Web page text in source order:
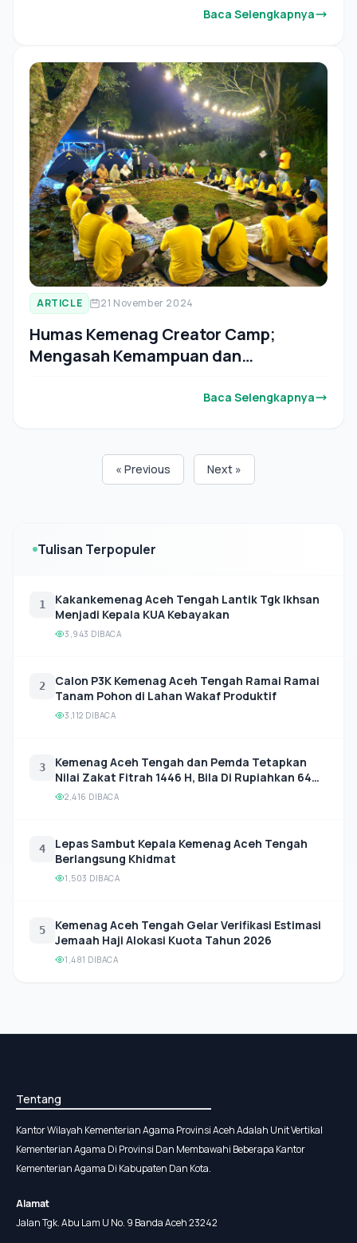
Baca Selengkapnya
ARTICLE 21 November 2024
Humas Kemenag Creator Camp;
Mengasah Kemampuan dan
Baca Selengkapnya
« Previous Next »
Tulisan Terpopuler
1
Kakankemenag Aceh Tengah Lantik Tgk Ikhsan
Menjadi Kepala KUA Kebayakan
3,943 DIBACA
2
Calon P3K Kemenag Aceh Tengah Ramai Ramai
Tanam Pohon di Lahan Wakaf Produktif
3,112 DIBACA
3
Kemenag Aceh Tengah dan Pemda Tetapkan
Nilai Zakat Fitrah 1446 H, Bila Di Rupiahkan 64
Ribu
2,416 DIBACA
4
Lepas Sambut Kepala Kemenag Aceh Tengah
Berlangsung Khidmat
1,503 DIBACA
5
Kemenag Aceh Tengah Gelar Verifikasi Estimasi
Jemaah Haji Alokasi Kuota Tahun 2026
1,481 DIBACA
Tentang
Kantor Wilayah Kementerian Agama Provinsi Aceh Adalah Unit Vertikal
Kementerian Agama Di Provinsi Dan Membawahi Beberapa Kantor
Kementerian Agama Di Kabupaten Dan Kota.
Alamat
Jalan Tgk. Abu Lam U No. 9 Banda Aceh 23242